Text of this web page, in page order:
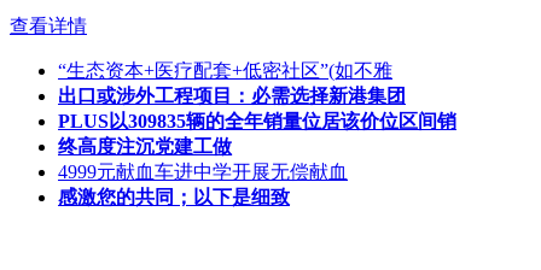
查看详情
“生态资本+医疗配套+低密社区”(如不雅
出口或涉外工程项目：必需选择新港集团
PLUS以309835辆的全年销量位居该价位区间销
终高度注沉党建工做
4999元献血车进中学开展无偿献血
感激您的共同；以下是细致